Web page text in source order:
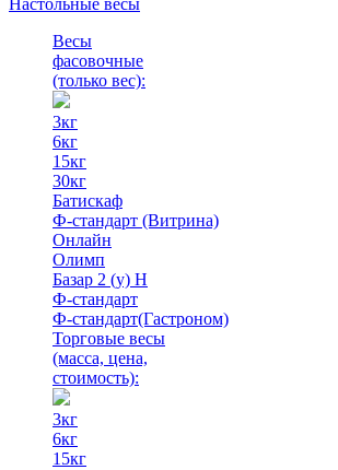
Настольные весы
Весы
фасовочные
(только вес):
3кг
6кг
15кг
30кг
Батискаф
Ф-стандарт (Витрина)
Онлайн
Олимп
Базар 2 (у) Н
Ф-стандарт
Ф-стандарт(Гастроном)
Торговые весы
(масса, цена,
стоимость):
3кг
6кг
15кг